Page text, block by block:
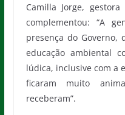
Camilla Jorge,
complementou: “A
presença do Governo,
educação ambiental
lúdica, inclusive com a
ficaram muito
receberam”.